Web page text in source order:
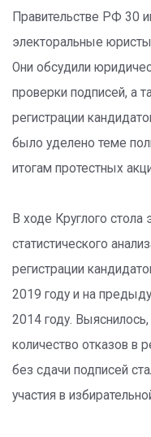
Правительстве РФ 30
электоральные
Они обсудили
проверки подписей, а
регистрации
было уделено теме
итогам протестных
В ходе Круглого
статистического
регистрации
2019 году и на
2014 году.
количество отказов в
без сдачи подписей
участия в